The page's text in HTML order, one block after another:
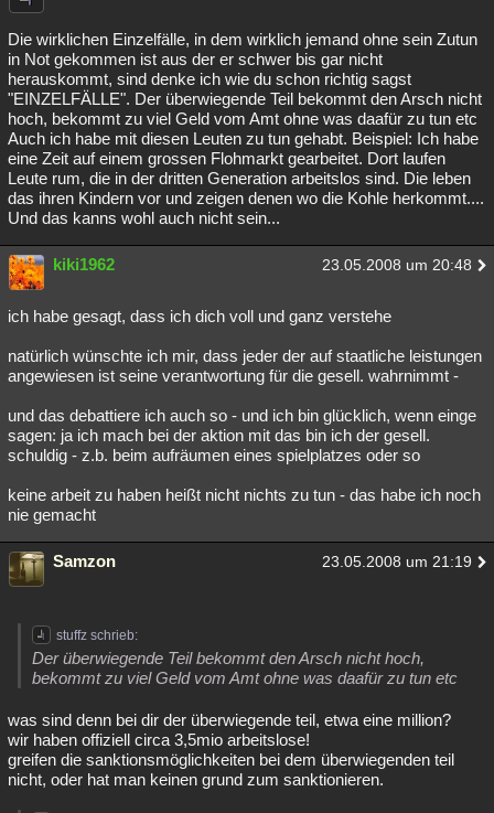
Die wirklichen Einzelfälle, in dem wirklich jemand ohne sein Zutun
in Not gekommen ist aus der er schwer bis gar nicht
herauskommt, sind denke ich wie du schon richtig sagst
"EINZELFÄLLE". Der überwiegende Teil bekommt den Arsch nicht
hoch, bekommt zu viel Geld vom Amt ohne was daafür zu tun etc
Auch ich habe mit diesen Leuten zu tun gehabt. Beispiel: Ich habe
eine Zeit auf einem grossen Flohmarkt gearbeitet. Dort laufen
Leute rum, die in der dritten Generation arbeitslos sind. Die leben
das ihren Kindern vor und zeigen denen wo die Kohle herkommt....
Und das kanns wohl auch nicht sein...
kiki1962 23.05.2008 um 20:48
ich habe gesagt, dass ich dich voll und ganz verstehe
natürlich wünschte ich mir, dass jeder der auf staatliche leistungen
angewiesen ist seine verantwortung für die gesell. wahrnimmt -
und das debattiere ich auch so - und ich bin glücklich, wenn einge
sagen: ja ich mach bei der aktion mit das bin ich der gesell.
schuldig - z.b. beim aufräumen eines spielplatzes oder so
keine arbeit zu haben heißt nicht nichts zu tun - das habe ich noch
nie gemacht
Samzon 23.05.2008 um 21:19
stuffz schrieb:
Der überwiegende Teil bekommt den Arsch nicht hoch,
bekommt zu viel Geld vom Amt ohne was daafür zu tun etc
was sind denn bei dir der überwiegende teil, etwa eine million?
wir haben offiziell circa 3,5mio arbeitslose!
greifen die sanktionsmöglichkeiten bei dem überwiegenden teil
nicht, oder hat man keinen grund zum sanktionieren.